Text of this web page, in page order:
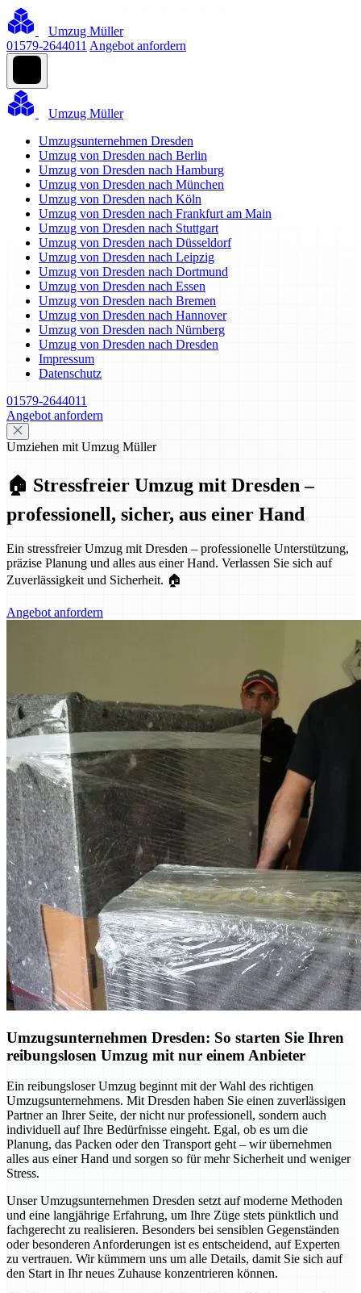
Umzug Müller
01579-2644011 Angebot anfordern
Umzug Müller
Umzugsunternehmen Dresden
Umzug von Dresden nach Berlin
Umzug von Dresden nach Hamburg
Umzug von Dresden nach München
Umzug von Dresden nach Köln
Umzug von Dresden nach Frankfurt am Main
Umzug von Dresden nach Stuttgart
Umzug von Dresden nach Düsseldorf
Umzug von Dresden nach Leipzig
Umzug von Dresden nach Dortmund
Umzug von Dresden nach Essen
Umzug von Dresden nach Bremen
Umzug von Dresden nach Hannover
Umzug von Dresden nach Nürnberg
Umzug von Dresden nach Dresden
Impressum
Datenschutz
01579-2644011
Angebot anfordern
Umziehen mit Umzug Müller
🏠 Stressfreier Umzug mit Dresden –
professionell, sicher, aus einer Hand
Ein stressfreier Umzug mit Dresden – professionelle Unterstützung,
präzise Planung und alles aus einer Hand. Verlassen Sie sich auf
Zuverlässigkeit und Sicherheit. 🏠
Angebot anfordern
Umzugsunternehmen Dresden: So starten Sie Ihren
reibungslosen Umzug mit nur einem Anbieter
Ein reibungsloser Umzug beginnt mit der Wahl des richtigen
Umzugsunternehmens. Mit Dresden haben Sie einen zuverlässigen
Partner an Ihrer Seite, der nicht nur professionell, sondern auch
individuell auf Ihre Bedürfnisse eingeht. Egal, ob es um die
Planung, das Packen oder den Transport geht – wir übernehmen
alles aus einer Hand und sorgen so für mehr Sicherheit und weniger
Stress.
Unser Umzugsunternehmen Dresden setzt auf moderne Methoden
und eine langjährige Erfahrung, um Ihre Züge stets pünktlich und
fachgerecht zu realisieren. Besonders bei sensiblen Gegenständen
oder besonderen Anforderungen ist es entscheidend, auf Experten
zu vertrauen. Wir kümmern uns um alle Details, damit Sie sich auf
den Start in Ihr neues Zuhause konzentrieren können.